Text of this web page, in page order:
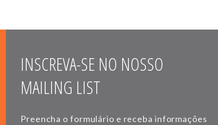
INSCREVA-SE NO NOSSO
MAILING LIST
Preencha o formulário e receba informações